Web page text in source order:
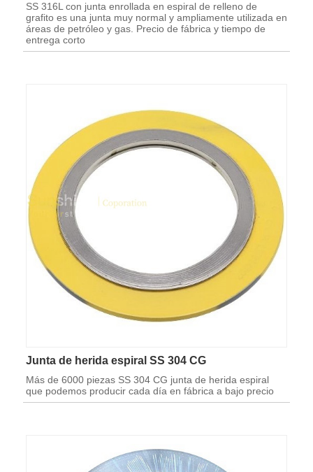
SS 316L con junta enrollada en espiral de relleno de
grafito es una junta muy normal y ampliamente utilizada en
áreas de petróleo y gas. Precio de fábrica y tiempo de
entrega corto
Junta de herida espiral SS 304 CG
Más de 6000 piezas SS 304 CG junta de herida espiral
que podemos producir cada día en fábrica a bajo precio